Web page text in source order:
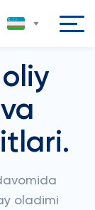
oladimi